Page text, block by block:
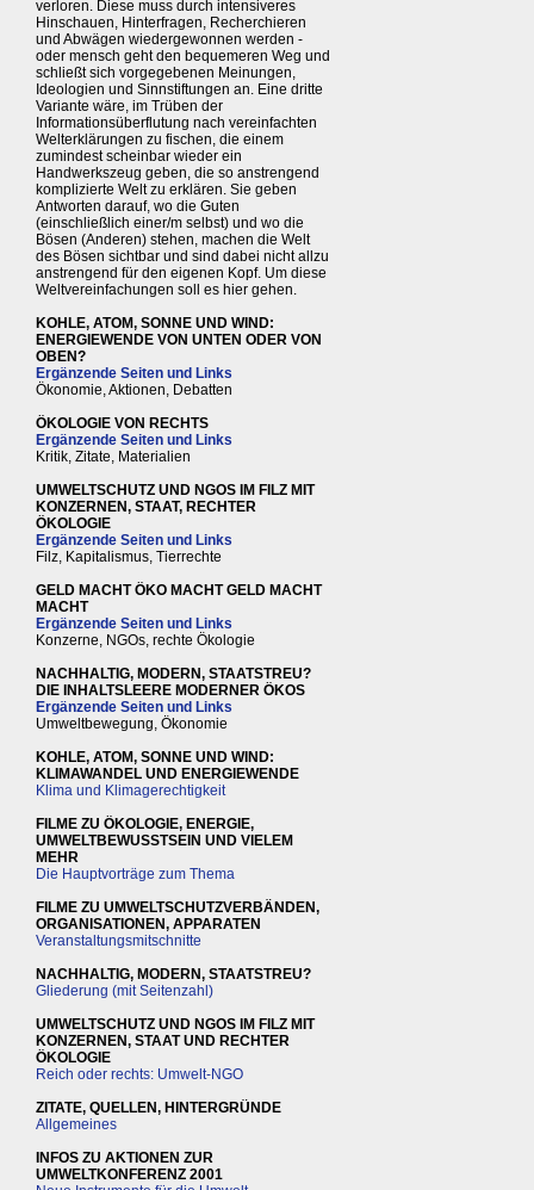
verloren. Diese muss durch intensiveres
Hinschauen, Hinterfragen, Recherchieren
und Abwägen wiedergewonnen werden -
oder mensch geht den bequemeren Weg und
schließt sich vorgegebenen Meinungen,
Ideologien und Sinnstiftungen an. Eine dritte
Variante wäre, im Trüben der
Informationsüberflutung nach vereinfachten
Welterklärungen zu fischen, die einem
zumindest scheinbar wieder ein
Handwerkszeug geben, die so anstrengend
komplizierte Welt zu erklären. Sie geben
Antworten darauf, wo die Guten
(einschließlich einer/m selbst) und wo die
Bösen (Anderen) stehen, machen die Welt
des Bösen sichtbar und sind dabei nicht allzu
anstrengend für den eigenen Kopf. Um diese
Weltvereinfachungen soll es hier gehen.
KOHLE, ATOM, SONNE UND WIND:
ENERGIEWENDE VON UNTEN ODER VON
OBEN?
Ergänzende Seiten und Links
Ökonomie, Aktionen, Debatten
ÖKOLOGIE VON RECHTS
Ergänzende Seiten und Links
Kritik, Zitate, Materialien
UMWELTSCHUTZ UND NGOS IM FILZ MIT
KONZERNEN, STAAT, RECHTER
ÖKOLOGIE
Ergänzende Seiten und Links
Filz, Kapitalismus, Tierrechte
GELD MACHT ÖKO MACHT GELD MACHT
MACHT
Ergänzende Seiten und Links
Konzerne, NGOs, rechte Ökologie
NACHHALTIG, MODERN, STAATSTREU?
DIE INHALTSLEERE MODERNER ÖKOS
Ergänzende Seiten und Links
Umweltbewegung, Ökonomie
KOHLE, ATOM, SONNE UND WIND:
KLIMAWANDEL UND ENERGIEWENDE
Klima und Klimagerechtigkeit
FILME ZU ÖKOLOGIE, ENERGIE,
UMWELTBEWUSSTSEIN UND VIELEM
MEHR
Die Hauptvorträge zum Thema
FILME ZU UMWELTSCHUTZVERBÄNDEN,
ORGANISATIONEN, APPARATEN
Veranstaltungsmitschnitte
NACHHALTIG, MODERN, STAATSTREU?
Gliederung (mit Seitenzahl)
UMWELTSCHUTZ UND NGOS IM FILZ MIT
KONZERNEN, STAAT UND RECHTER
ÖKOLOGIE
Reich oder rechts: Umwelt-NGO
ZITATE, QUELLEN, HINTERGRÜNDE
Allgemeines
INFOS ZU AKTIONEN ZUR
UMWELTKONFERENZ 2001